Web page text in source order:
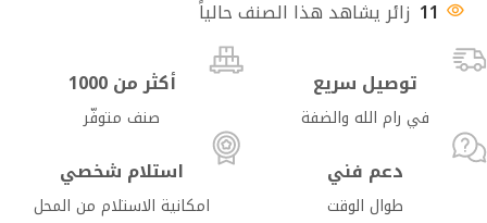
11 زائر يشاهد هذا الصنف حالياً
توصيل سريع
في رام الله والضفة
أكثر من 1000
صنف متوفّر
دعم فني
طوال الوقت
استلام شخصي
امكانية الاستلام من المحل